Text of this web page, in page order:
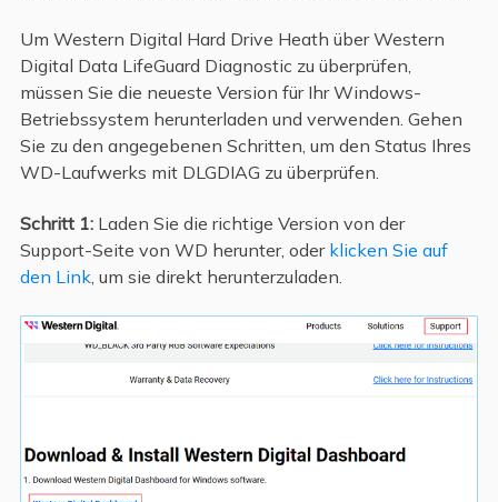
Um Western Digital Hard Drive Heath über Western
Digital Data LifeGuard Diagnostic zu überprüfen,
müssen Sie die neueste Version für Ihr Windows-
Betriebssystem herunterladen und verwenden. Gehen
Sie zu den angegebenen Schritten, um den Status Ihres
WD-Laufwerks mit DLGDIAG zu überprüfen.
Schritt 1: Laden Sie die richtige Version von der
Support-Seite von WD herunter, oder klicken Sie auf
den Link, um sie direkt herunterzuladen.